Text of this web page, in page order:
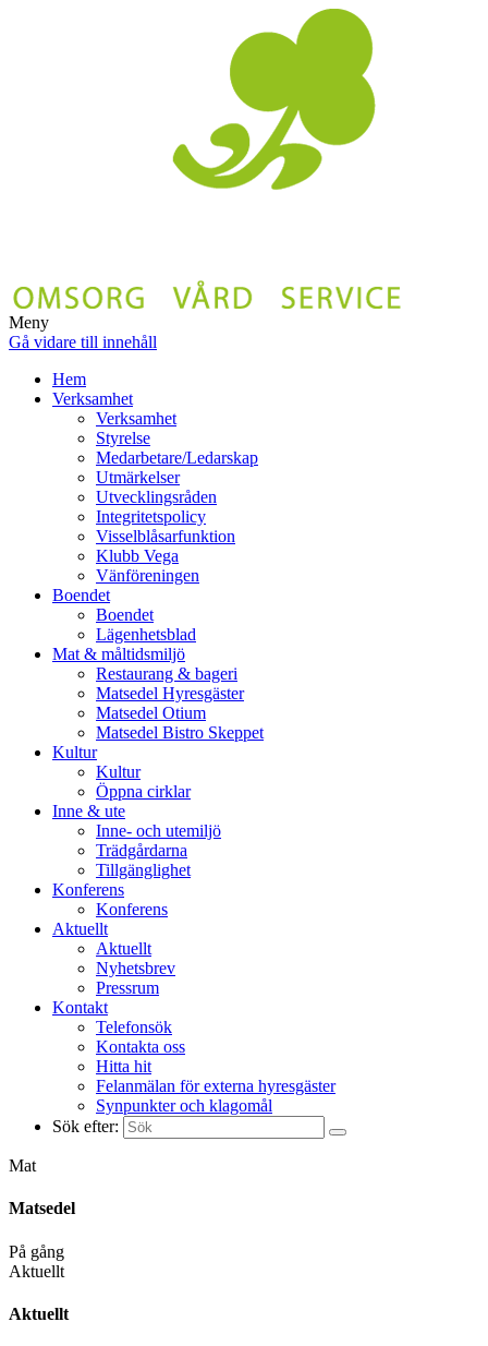
Meny
Gå vidare till innehåll
Hem
Verksamhet
Verksamhet
Styrelse
Medarbetare/Ledarskap
Utmärkelser
Utvecklingsråden
Integritetspolicy
Visselblåsarfunktion
Klubb Vega
Vänföreningen
Boendet
Boendet
Lägenhetsblad
Mat & måltidsmiljö
Restaurang & bageri
Matsedel Hyresgäster
Matsedel Otium
Matsedel Bistro Skeppet
Kultur
Kultur
Öppna cirklar
Inne & ute
Inne- och utemiljö
Trädgårdarna
Tillgänglighet
Konferens
Konferens
Aktuellt
Aktuellt
Nyhetsbrev
Pressrum
Kontakt
Telefonsök
Kontakta oss
Hitta hit
Felanmälan för externa hyresgäster
Synpunkter och klagomål
Sök efter:
Mat
Matsedel
På gång
Aktuellt
Aktuellt